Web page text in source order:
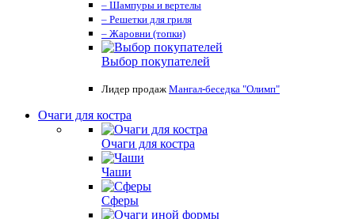
– Шампуры и вертелы
– Решетки для гриля
– Жаровни (топки)
Выбор покупателей
Лидер продаж Мангал-беседка "Олимп"
Очаги для костра
Очаги для костра
Чаши
Сферы